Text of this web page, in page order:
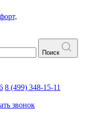
Поиск
8 (499) 348-15-11
звонок